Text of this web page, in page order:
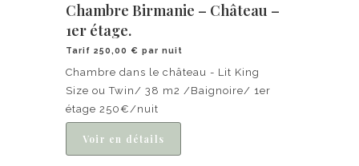
Chambre Birmanie – Château –
1er étage.
Tarif 250,00 € par nuit
Chambre dans le château - Lit King
Size ou Twin/ 38 m2 /Baignoire/ 1er
étage 250€/nuit